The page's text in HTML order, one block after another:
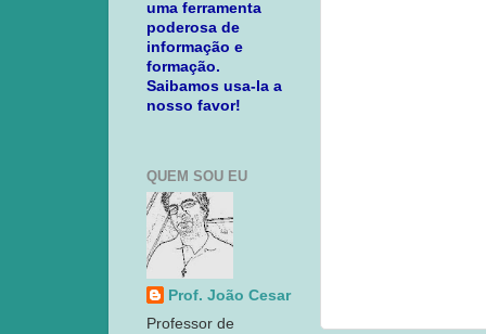
uma ferramenta
poderosa de
informação e
formação.
Saibamos usa-la a
nosso favor!
QUEM SOU EU
Prof. João Cesar
Professor de